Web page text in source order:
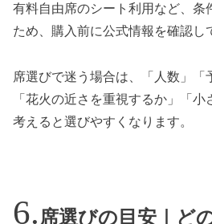
有料自由席のシート利用など、条
ため、購入前に公式情報を確認し
席選びで迷う場合は、「人数」「
「花火の近さを重視するか」「
考えると選びやすくなります。
席選びの目安｜ど